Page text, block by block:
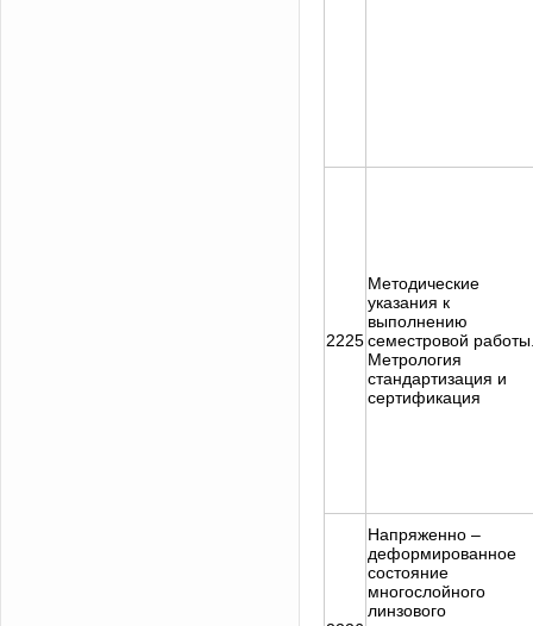
2225
Методические
указания к
выполнению
семестровой
Метрология
стандартизация и
сертификация
Напряженно –
деформированное
состояние
многослойного
линзового